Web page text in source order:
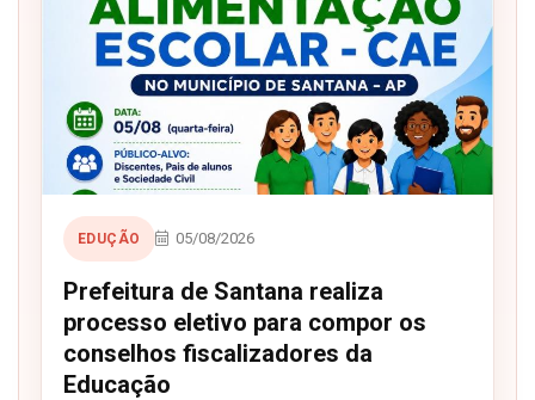
EDUÇÃO 05/08/2026
Prefeitura de Santana realiza
processo eletivo para compor os
conselhos fiscalizadores da
Educação